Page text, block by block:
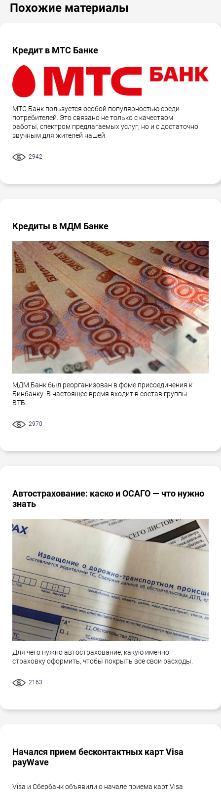
Похожие материалы
Кредит в МТС Банке
МТС Банк пользуется особой популярностью среди
потребителей. Это связано не только с качеством
работы, спектром предлагаемых услуг, но и с достаточно
звучным для жителей нашей
2942
Кредиты в МДМ Банке
МДМ Банк был реорганизован в фоме присоединения к
Бинбанку. В настоящее время входит в состав группы
ВТБ.
2970
Автострахование: каско и ОСАГО — что нужно
знать
Для чего нужно автострахование, какую именно
страховку оформить, чтобы покрыть все свои расходы.
2163
Начался прием бесконтактных карт Visa
payWave
Visa и Сбербанк объявили о начале приема карт Visa